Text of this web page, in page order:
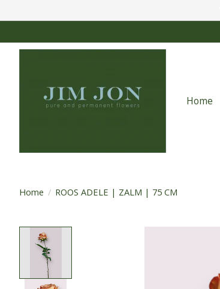
Home
Home / ROOS ADELE | ZALM | 75 CM